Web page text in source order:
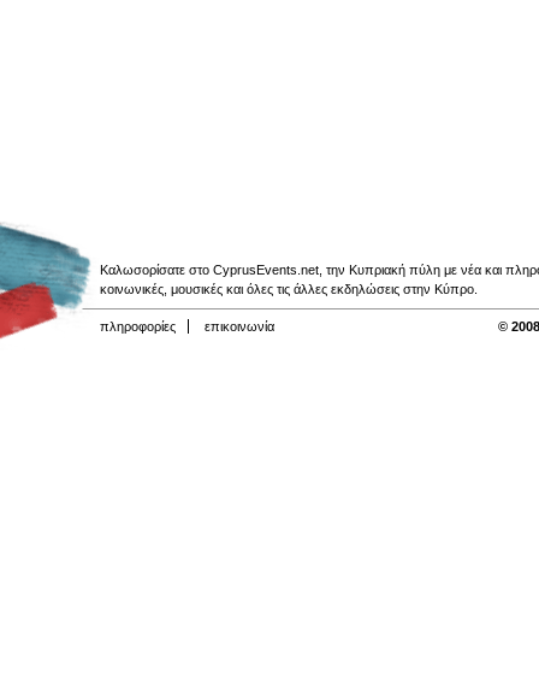
Καλωσορίσατε στο CyprusEvents.net, την Κυπριακή πύλη με νέα και
κοινωνικές, μουσικές και όλες τις άλλες εκδηλώσεις στην Κύπρο.
πληροφορίες επικοινωνία ©